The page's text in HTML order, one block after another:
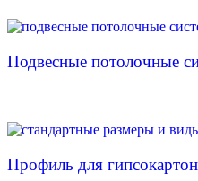
Подвесные потолочные
Профиль для